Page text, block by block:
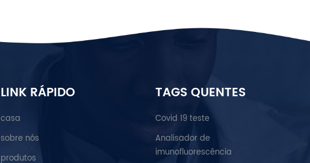
LINK RÁPIDO
casa
sobre nós
produtos
TAGS QUENTES
Covid 19 teste
Analisador de
imunofluorescência